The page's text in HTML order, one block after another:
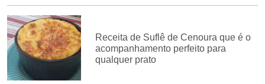
Receita de Suflê de Cenoura que é o
acompanhamento perfeito para
qualquer prato